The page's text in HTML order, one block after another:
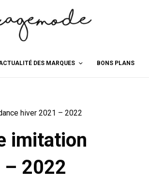
DES MARQUES BONS PLANS
hiver 2021 – 2022
imitation
– 2022